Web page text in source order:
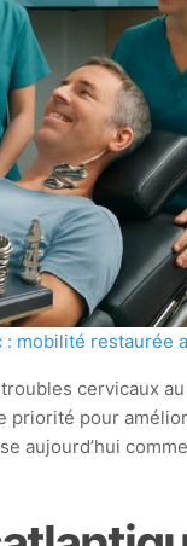
mobilité restaurée
cervicaux
priorité pour
aujourd’hui